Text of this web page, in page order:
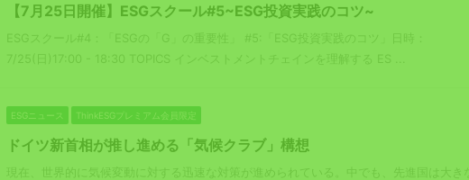
【7月25日開催】ESGスクール#5~ESG投資実践のコツ~
ESGスクール#4：「ESGの「G」の重要性」 #5:「ESG投資実践のコツ」日時：
7/25(日)17:00 - 18:30 TOPICS インベストメントチェインを理解する ES ...
ESGニュース ThinkESGプレミアム会員限定
ドイツ新首相が推し進める「気候クラブ」構想
現在、世界的に気候変動に対する迅速な対策が進められている。中でも、先進国は大きな